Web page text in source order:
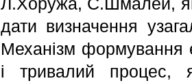
дати визначення
Механізм формування
і тривалий процес,